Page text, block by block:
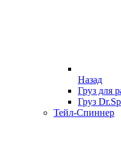
Назад
Груз для
Груз
Тейл-Спиннер